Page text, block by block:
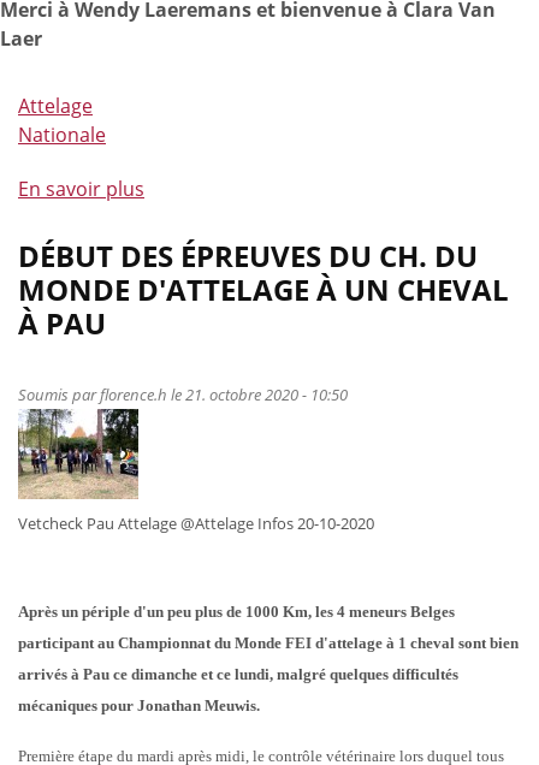
Merci à Wendy Laeremans et bienvenue à Clara Van
Laer
Attelage
Nationale
En savoir plus
de
Communiqué
de
nationale
candidature
Monde
2
Chevaux
Kronenberg
DÉBUT DES ÉPREUVES DU CH. DU
MONDE D'ATTELAGE À UN CHEVAL
À PAU
Soumis parflorence.h le 21. octobre 2020 - 10:50
Vetcheck Pau Attelage @Attelage Infos 20-10-2020
Après un périple d'un peu plus de 1000 Km, les 4 meneurs Belges
participant au Championnat du Monde FEI d'attelage à 1 cheval sont bien
arrivés à Pau ce dimanche et ce lundi, malgré quelques difficultés
mécaniques pour Jonathan Meuwis.
Première étape du mardi après midi, le contrôle vétérinaire lors duquel tous